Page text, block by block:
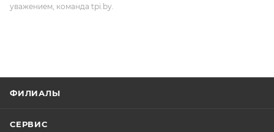
уважением, команда tpi.by.
ФИЛИАЛЫ
СЕРВИС